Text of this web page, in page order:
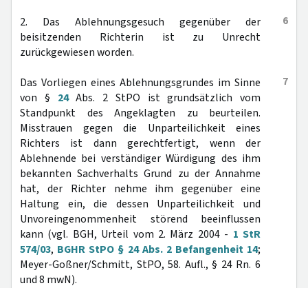
6
2. Das Ablehnungsgesuch gegenüber der
beisitzenden Richterin ist zu Unrecht
zurückgewiesen worden.
7
Das Vorliegen eines Ablehnungsgrundes im Sinne
von § 24Abs. 2 StPO ist grundsätzlich vom
Standpunkt des Angeklagten zu beurteilen.
Misstrauen gegen die Unparteilichkeit eines
Richters ist dann gerechtfertigt, wenn der
Ablehnende bei verständiger Würdigung des ihm
bekannten Sachverhalts Grund zu der Annahme
hat, der Richter nehme ihm gegenüber eine
Haltung ein, die dessen Unparteilichkeit und
Unvoreingenommenheit störend beeinflussen
kann (vgl. BGH, Urteil vom 2. März 2004 - 1 StR
574/03, BGHR StPO § 24 Abs. 2 Befangenheit 14;
Meyer-Goßner/Schmitt, StPO, 58. Aufl., § 24 Rn. 6
und 8 mwN).